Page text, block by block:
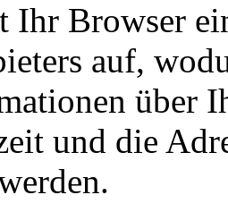
Ihr Browser
auf,
über
und die